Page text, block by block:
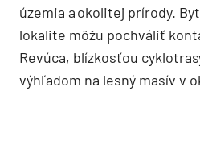
územia a okolitej prírody.
lokalite môžu pochváliť
Revúca, blízkosťou
výhľadom na lesný masív v